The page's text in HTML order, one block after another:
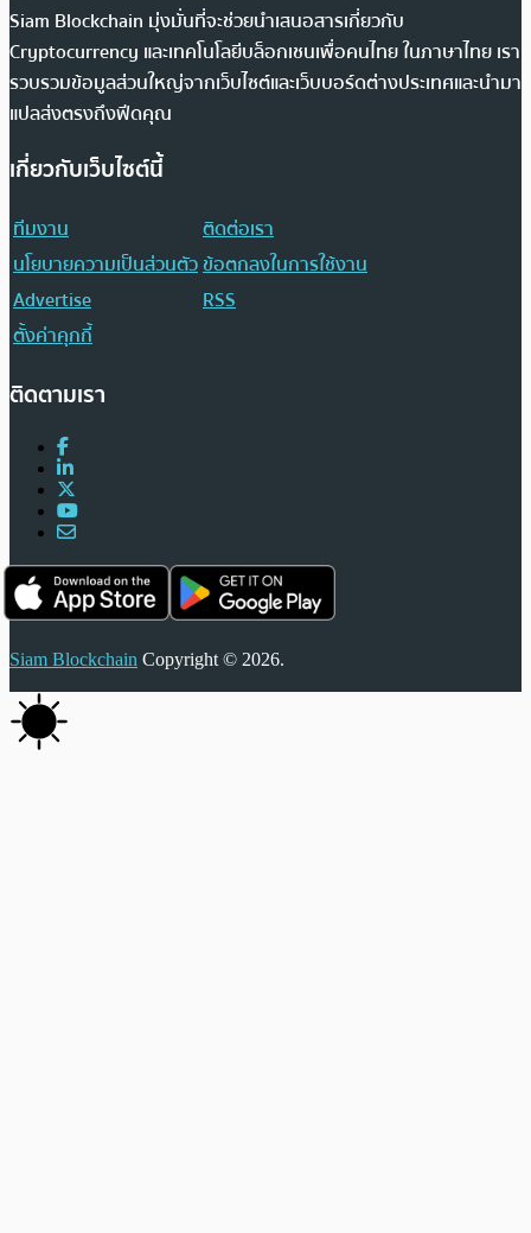
Siam Blockchain มุ่งมั่นที่จะช่วยนำเสนอสารเกี่ยวกับ
Cryptocurrency และเทคโนโลยีบล็อกเชนเพื่อคนไทย ในภาษาไทย เรา
รวบรวมข้อมูลส่วนใหญ่จากเว็บไซต์และเว็บบอร์ดต่างประเทศและนำมา
แปลส่งตรงถึงฟีดคุณ
เกี่ยวกับเว็บไซต์นี้
ทีมงาน
ติดต่อเรา
นโยบายความเป็นส่วนตัวข้อตกลงในการใช้งาน
Advertise
RSS
ตั้งค่าคุกกี้
ติดตามเรา
Siam Blockchain Copyright © 2026.